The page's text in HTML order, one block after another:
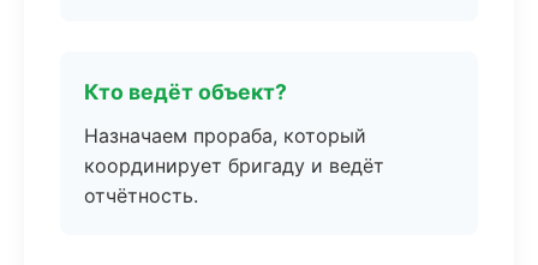
Кто ведёт объект?
Назначаем прораба, который
координирует бригаду и ведёт
отчётность.